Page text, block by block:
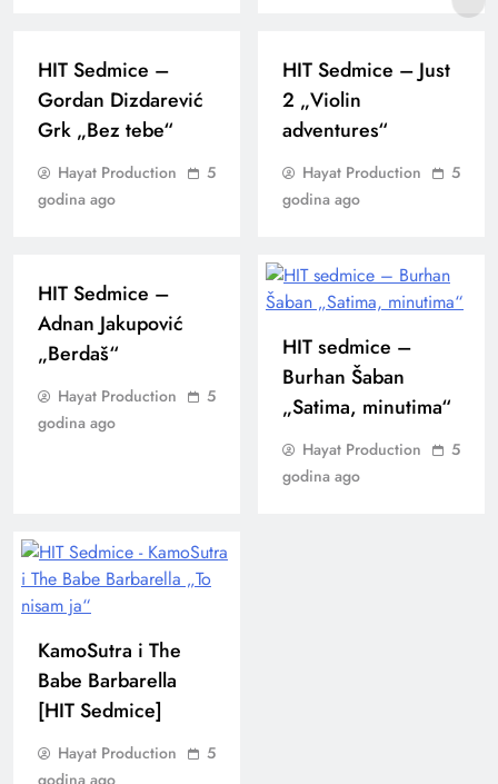
HIT Sedmice –
Gordan Dizdarević
Grk „Bez tebe“
Hayat Production
5
godina ago
HIT Sedmice – Just
2 „Violin
adventures“
Hayat Production
5
godina ago
HIT Sedmice –
Adnan Jakupović
„Berdaš“
Hayat Production
5
godina ago
HIT sedmice –
Burhan Šaban
„Satima, minutima“
Hayat Production
5
godina ago
KamoSutra i The
Babe Barbarella
[HIT Sedmice]
Hayat Production
5
godina ago